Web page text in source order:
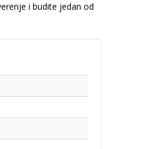
i budite jedan od